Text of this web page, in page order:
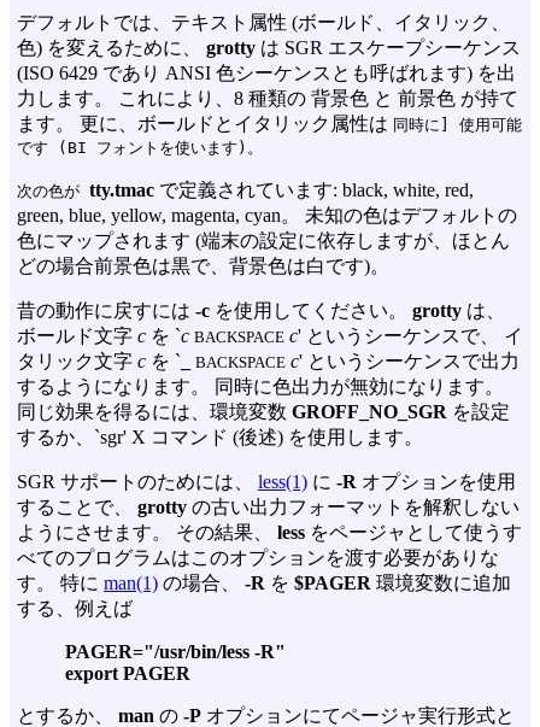
デフォルトでは、テキスト属性 (ボールド、イタリック、
色) を変えるために、 grotty は SGR エスケープシーケンス
(ISO 6429 であり ANSI 色シーケンスとも呼ばれます) を出
力します。 これにより、8 種類の 背景色 と 前景色 が持て
ます。 更に、ボールドとイタリック属性は 同時に ] 使用可能
です (BI フォントを使います)。
次の色が tty.tmac で定義されています: black, white, red,
green, blue, yellow, magenta, cyan。 未知の色はデフォルトの
色にマップされます (端末の設定に依存しますが、ほとん
どの場合前景色は黒で、背景色は白です)。
昔の動作に戻すには -c を使用してください。 grotty は、
ボールド文字 c を `c BACKSPACE c' というシーケンスで、 イ
タリック文字 c を ` BACKSPACE c' というシーケンスで出力
するようになります。 同時に色出力が無効になります。
同じ効果を得るには、環境変数 GROFF_NO_SGR を設定
するか、`sgr' X コマンド (後述) を使用します。
SGR サポートのためには、 less(1) に -R オプションを使用
することで、 grotty の古い出力フォーマットを解釈しない
ようにさせます。 その結果、 less をページャとして使うす
べてのプログラムはこのオプションを渡す必要がありな
す。 特に man(1) の場合、 -R を $PAGER 環境変数に追加
する、例えば
PAGER="/usr/bin/less -R"
export PAGER
とするか、 man の -P オプションにてページャ実行形式と